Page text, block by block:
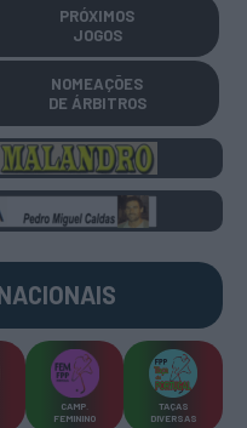
PRÓXIMOS
JOGOS
NOMEAÇÕES
DE ÁRBITROS
CAMP
FEMININO
TAÇAS
DIVERSAS